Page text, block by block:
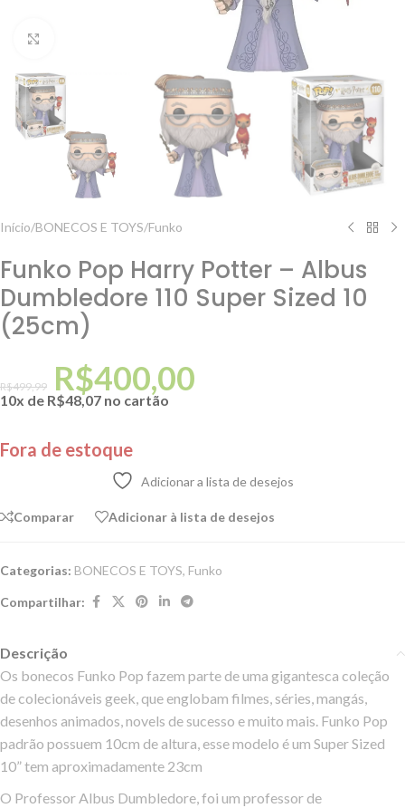
Início/BONECOS E TOYS/Funko
Funko Pop Harry Potter – Albus
Dumbledore 110 Super Sized 10
(25cm)
R$499,99 R$400,00
10x de R$48,07 no cartão
Fora de estoque
Adicionar a lista de desejos
Comparar Adicionar à lista de desejos
Categorias: BONECOS E TOYS, Funko
Compartilhar:
Descrição
Os bonecos Funko Pop fazem parte de uma gigantesca coleção
de colecionáveis geek, que englobam filmes, séries, mangás,
desenhos animados, novels de sucesso e muito mais. Funko Pop
padrão possuem 10cm de altura, esse modelo é um Super Sized
10” tem aproximadamente 23cm
O Professor Albus Dumbledore, foi um professor de